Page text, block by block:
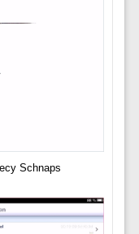
Schnaps